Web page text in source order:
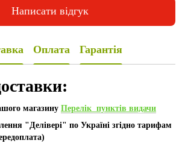
Написати відгук
Оплата Гарантія
магазину Перелік пунктів видачи
"Делівері" по Україні згідно тарифам